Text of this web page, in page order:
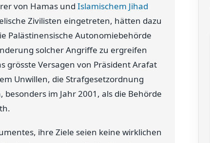
von Hamas und Islamischem Jihad
Zivilisten eingetreten, hätten dazu
Palästinensische Autonomiebehörde
solcher Angriffe zu ergreifen
grösste Versagen von Präsident Arafat
Unwillen, die Strafgesetzordnung
im Jahr 2001, als die Behörde
ihre Ziele seien keine wirklichen